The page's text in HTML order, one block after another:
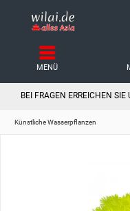
BEI FRAGEN ERREICHEN SIE
MENÜ
Künstliche Wasserpflanzen